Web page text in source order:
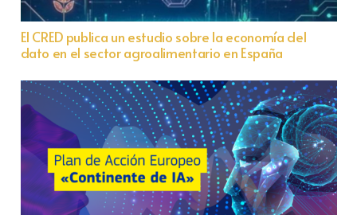
El CRED publica un estudio sobre la economía del
dato en el sector agroalimentario en España